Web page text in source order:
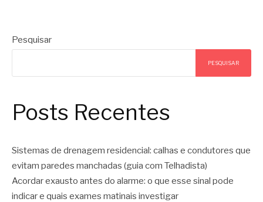
Pesquisar
PESQUISAR
Posts Recentes
Sistemas de drenagem residencial: calhas e condutores que
evitam paredes manchadas (guia com Telhadista)
Acordar exausto antes do alarme: o que esse sinal pode
indicar e quais exames matinais investigar